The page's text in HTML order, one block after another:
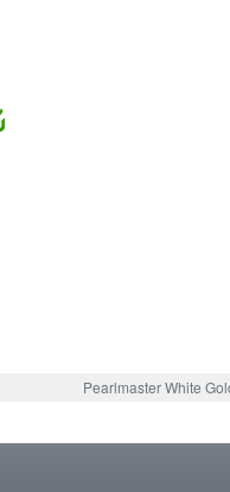
Pearlmaster White